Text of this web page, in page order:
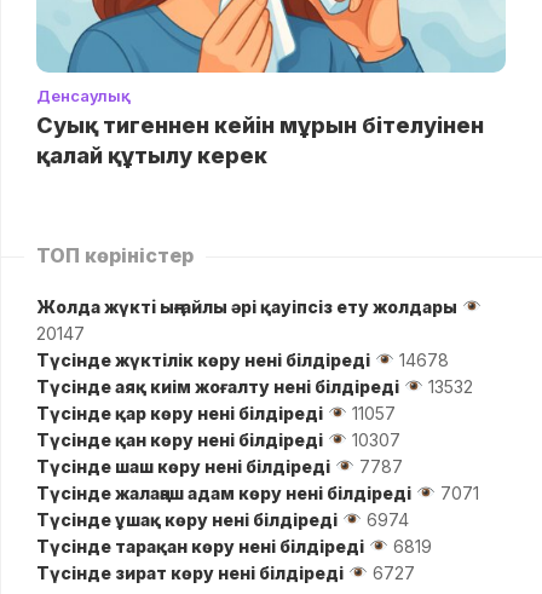
Денсаулық
Суық тигеннен кейін мұрын бітелуінен
қалай құтылу керек
ТОП көріністер
Жолда жүктi ыңғайлы әрі қауіпсіз ету жолдары
20147
Түсінде жүктілік көру нені білдіреді
14678
Түсінде аяқ киім жоғалту нені білдіреді
13532
Түсінде қар көру нені білдіреді
11057
Түсінде қан көру нені білдіреді
10307
Түсінде шаш көру нені білдіреді
7787
Түсінде жалаңаш адам көру нені білдіреді
7071
Түсінде ұшақ көру нені білдіреді
6974
Түсінде тарақан көру нені білдіреді
6819
Түсінде зират көру нені білдіреді
6727